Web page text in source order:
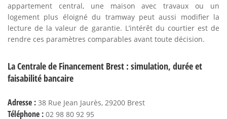
appartement central, une maison avec travaux ou un
logement plus éloigné du tramway peut aussi modifier la
lecture de la valeur de garantie. L’intérêt du courtier est de
rendre ces paramètres comparables avant toute décision.
La Centrale de Financement Brest : simulation, durée et
faisabilité bancaire
Adresse : 38 Rue Jean Jaurès, 29200 Brest
Téléphone : 02 98 80 92 95